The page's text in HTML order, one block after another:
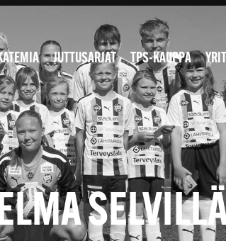
JUTTUSARJAT TPS-KAUPPA